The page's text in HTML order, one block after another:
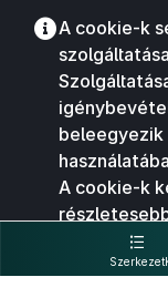
Szerkezet
A cookie-k
A cookie-k
kattintva